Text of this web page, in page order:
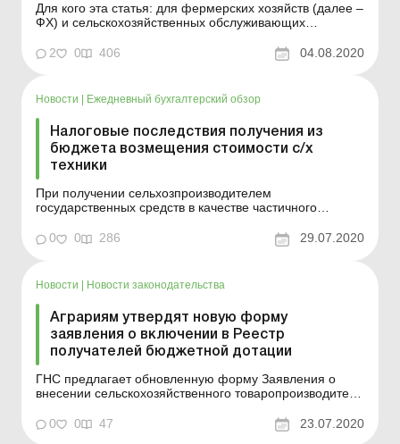
Для кого эта статья: для фермерских хозяйств (далее –
ФХ) и сельскохозяйственных обслуживающих
в этом году бюджетные средства по направлениям
2 0 406 04.08.2020
Новости Ежедневный бухгалтерский обзор
Налоговые последствия получения из
бюджета возмещения стоимости с/х
техники
При получении сельхозпроизводителем
государственных средств в качестве частичного
и оборудования объект обложения НДС не возникает,
и, соответственно, в базу обложения НДС данные
СЛУЖБА УКРАЇНИ ІНДИВІДУАЛЬН...
0 0 286 29.07.2020
Новости | Новости законодательства
Аграриям утвердят новую форму
заявления о включении в Реестр
получателей бюджетной дотации
ГНС предлагает обновленную форму Заявления о
внесении сельскохозяйственного товаропроизводителя
1-РОБД). Это позволит сельскохозяйственному
товаропроизводителю сообщить ГНС обо всех
0 0 47 23.07.2020